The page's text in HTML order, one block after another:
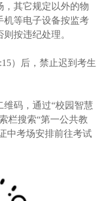
，其它规定以外的物
机等电子设备按监考
按违纪处理。
）后，禁止迟到考生
码，通过“校园智慧
栏搜索“第一公共教
中考场安排前往考试